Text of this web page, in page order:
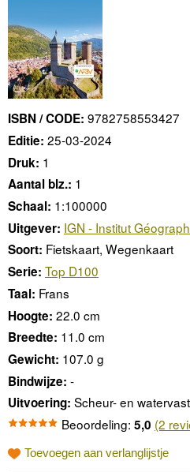
ISBN / CODE: 9782758553427
Editie: 25-03-2024
Druk: 1
Aantal blz.: 1
Schaal: 1:100000
Uitgever: IGN - Institut
Soort: Fietskaart, Wegenkaart
Serie: Top D100
Taal: Frans
Hoogte: 22.0 cm
Breedte: 11.0 cm
Gewicht: 107.0 g
Bindwijze: -
Uitvoering: Scheur- en watervast
Beoordeling: 5,0 (2
Toevoegen aan verlanglijstje